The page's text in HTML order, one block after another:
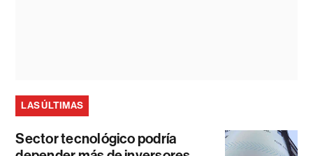
LAS ÚLTIMAS
Sector tecnológico podría